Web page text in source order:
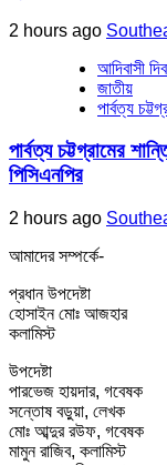
2 hours ago
আদিবাসী
জাতীয়
পার্বত্য
পার্বত্য চট্টগ্রামের
পিসিএনপির
2 hours ago
আমাদের সম্পর্কে-
প্রধান উপদেষ্টা
হোসাইন মোঃ আজহার
কলামিস্ট
উপদেষ্টা
পারভেজ হায়দার, গবেষক
সন্তোষ বড়ুয়া, লেখক
মোঃ আব্দুর রউফ, গবেষক
মামুন রাজিব, কলামিস্ট